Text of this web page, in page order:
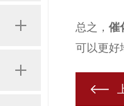
总之，催
可以更好